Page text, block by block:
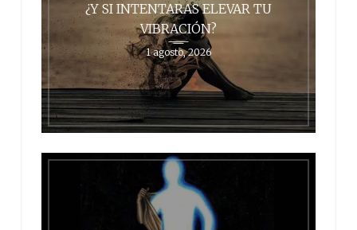
¿Y SI INTENTARAS ELEVAR TU
VIBRACIÓN?
1 agosto, 2026